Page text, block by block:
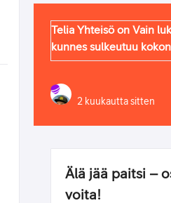
Telia Yhteisö on Vain
kunnes sulkeutuu
2 kuukautta sitten
Älä jää paitsi –
voita!